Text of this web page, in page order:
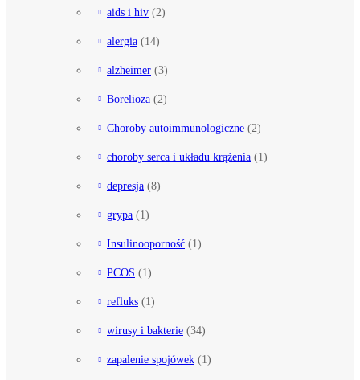
aids i hiv (2)
alergia (14)
alzheimer (3)
Borelioza (2)
Choroby autoimmunologiczne (2)
choroby serca i układu krążenia (1)
depresja (8)
grypa (1)
Insulinooporność (1)
PCOS (1)
refluks (1)
wirusy i bakterie (34)
zapalenie spojówek (1)